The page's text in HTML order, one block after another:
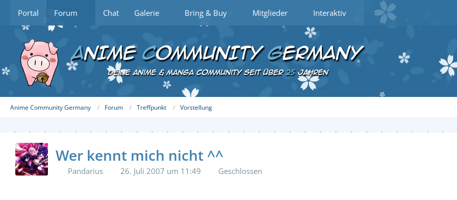
Portal Forum Chat Galerie Bring & Buy Mitglieder Interaktiv
Anime Community Germany Forum Treffpunkt Vorstellung
Wer kennt mich nicht ^^
Pandarius 26. Juli 2007 um 11:49 Geschlossen